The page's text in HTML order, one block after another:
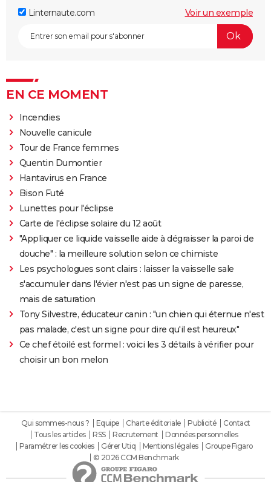
Linternaute.com Voir un exemple
EN CE MOMENT
Incendies
Nouvelle canicule
Tour de France femmes
Quentin Dumontier
Hantavirus en France
Bison Futé
Lunettes pour l'éclipse
Carte de l'éclipse solaire du 12 août
"Appliquer ce liquide vaisselle aide à dégraisser la paroi de
douche" : la meilleure solution selon ce chimiste
Les psychologues sont clairs : laisser la vaisselle sale
s'accumuler dans l'évier n'est pas un signe de paresse,
mais de saturation
Tony Silvestre, éducateur canin : "un chien qui éternue n'est
pas malade, c'est un signe pour dire qu'il est heureux"
Ce chef étoilé est formel : voici les 3 détails à vérifier pour
choisir un bon melon
Qui sommes-nous ? Equipe Charte éditoriale Publicité
Contact
Tous les articles
RSS Recrutement
Données personnelles
Paramétrer les cookies
Gérer Utiq Mentions légales
Groupe Figaro
© 2026 CCM Benchmark